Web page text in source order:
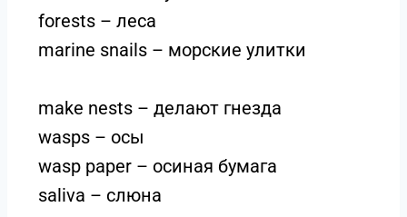
forests – леса
marine snails – морские улитки
make nests – делают гнезда
wasps – осы
wasp paper – осиная бумага
saliva – слюна